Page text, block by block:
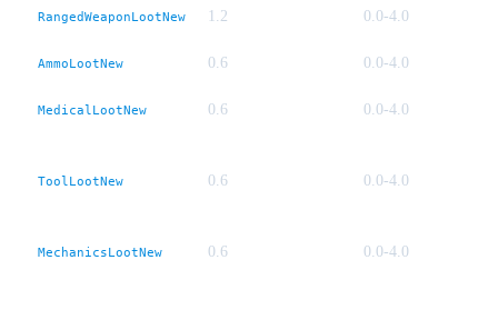
RangedWeaponLootNew 1.2 0.0-4.0
AmmoLootNew 0.6 0.0-4.0
MedicalLootNew 0.6 0.0-4.0
ToolLootNew 0.6 0.0-4.0
MechanicsLootNew 0.6 0.0-4.0